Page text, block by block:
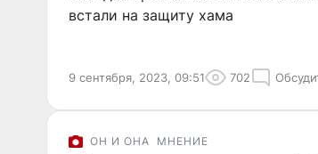
встали на защиту хама
9 сентября, 2023, 09:51 702
ОН И ОНА МНЕНИЕ